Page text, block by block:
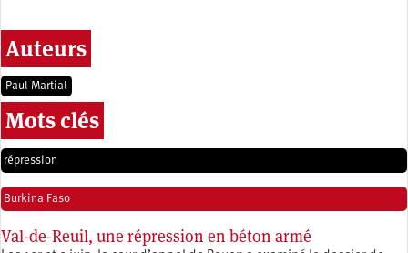
Auteurs
Paul Martial
Mots clés
répression
Burkina Faso
Val-de-Reuil, une répression en béton armé